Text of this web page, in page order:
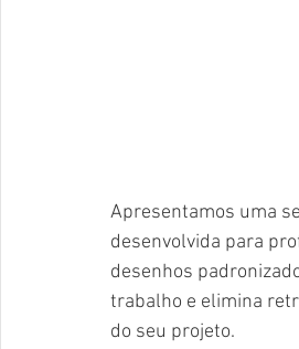
Apresentamos uma
desenvolvida para
desenhos
trabalho e elimina
do seu projeto.